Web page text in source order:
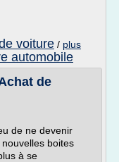
voiture / plus
automobile
de
de ne devenir
boites
à se